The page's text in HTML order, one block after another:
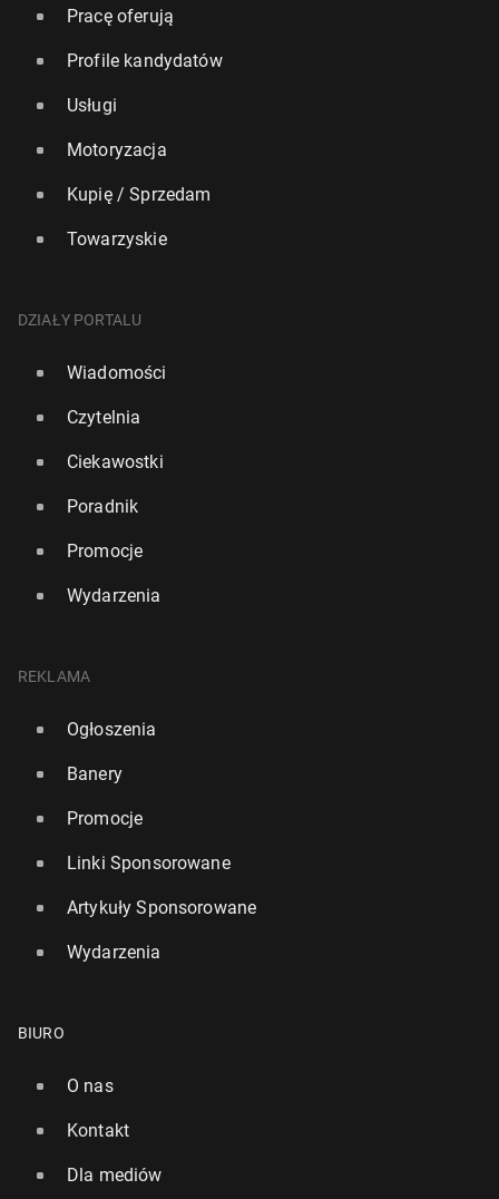
Pracę oferują
Profile kandydatów
Usługi
Motoryzacja
Kupię / Sprzedam
Towarzyskie
DZIAŁY PORTALU
Wiadomości
Czytelnia
Ciekawostki
Poradnik
Promocje
Wydarzenia
REKLAMA
Ogłoszenia
Banery
Promocje
Linki Sponsorowane
Artykuły Sponsorowane
Wydarzenia
BIURO
O nas
Kontakt
Dla mediów